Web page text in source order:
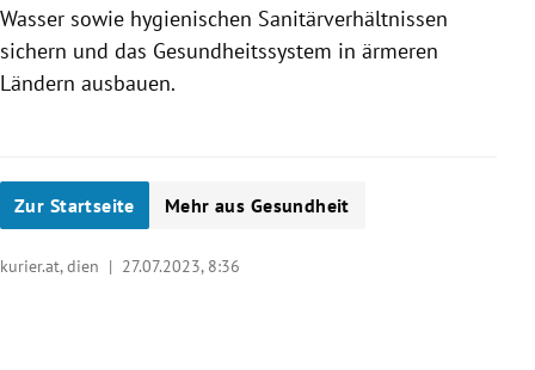
Wasser sowie hygienischen Sanitärverhältnissen
sichern und das Gesundheitssystem in ärmeren
Ländern ausbauen.
Zur Startseite Mehr aus Gesundheit
kurier.at, dien | 27.07.2023, 8:36